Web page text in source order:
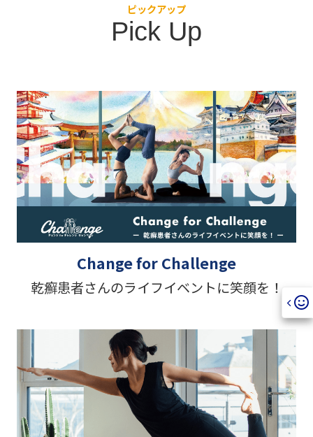
ピックアップ
Pick Up
Change for Challenge
乾癬患者さんのライフイベントに笑顔を！